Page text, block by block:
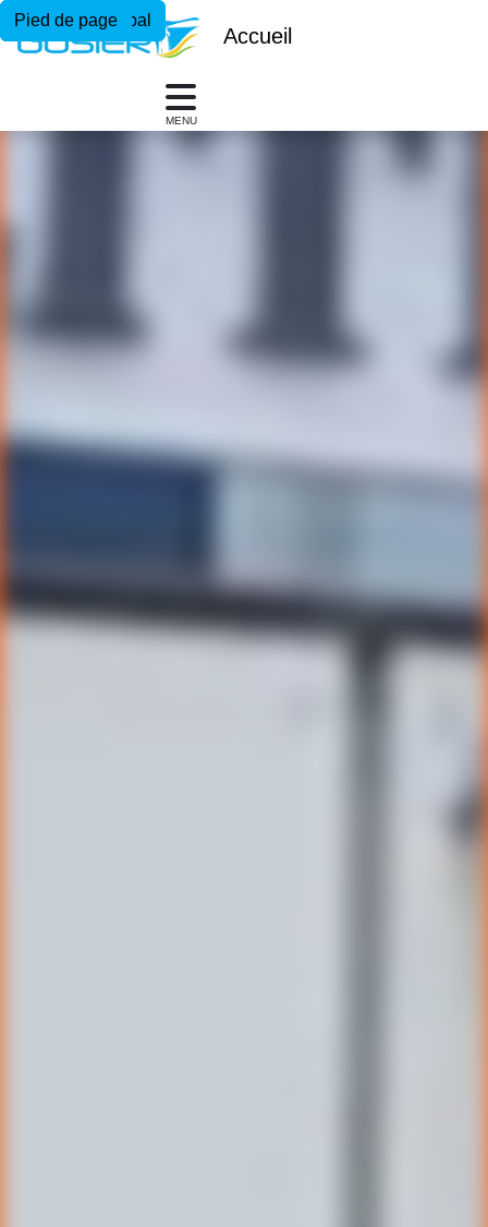
Menu principal
Contenu principal
Pied de page
Accueil
MENU